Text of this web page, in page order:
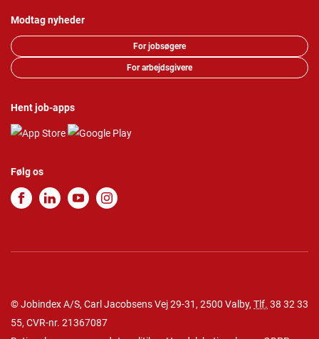
Modtag nyheder
For jobsøgere
For arbejdsgivere
Hent job-apps
Følg os
© Jobindex A/S, Carl Jacobsens Vej 29-31, 2500 Valby, Tlf. 38 32 33
55, CVR-nr. 21367087